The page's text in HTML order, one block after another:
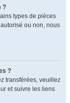
?
types de pièces
ou non, nous
?
transférées, veuillez
et suivre les liens